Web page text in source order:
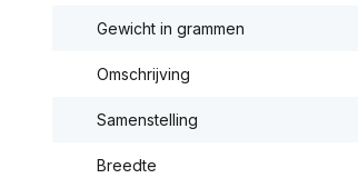
Gewicht in grammen
Omschrijving
Samenstelling
Breedte